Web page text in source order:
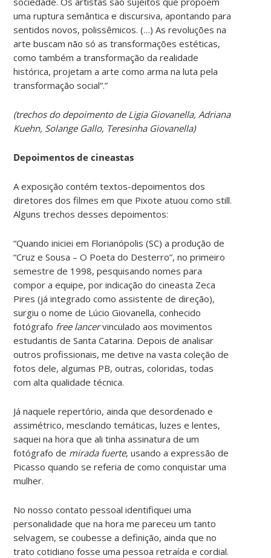
uma ruptura semântica e discursiva, apontando para
sentidos novos, polissêmicos. (…) As revoluções na
arte buscam não só as transformações estéticas,
como também a transformação da realidade
histórica, projetam a arte como arma na luta pela
transformação social”.”
(trechos do depoimento de Ligia Giovanella, Adriana
Kuehn, Solange Gallo, Teresinha Giovanella)
Depoimentos de cineastas
A exposição contém textos-depoimentos dos
diretores dos filmes em que Pixote atuou como still.
Alguns trechos desses depoimentos:
“Quando iniciei em Florianópolis (SC) a produção de
“Cruz e Sousa – O Poeta do Desterro”, no primeiro
semestre de 1998, pesquisando nomes para
compor a equipe, por indicação do cineasta Zeca
Pires (já integrado como assistente de direção),
surgiu o nome de Lúcio Giovanella, conhecido
fotógrafo free lancervinculado aos movimentos
estudantis de Santa Catarina. Depois de analisar
outros profissionais, me detive na vasta coleção de
fotos dele, algumas PB, outras, coloridas, todas
com alta qualidade técnica.
Já naquele repertório, ainda que desordenado e
assimétrico, mesclando temáticas, luzes e lentes,
saquei na hora que ali tinha assinatura de um
fotógrafo de mirada fuerte, usando a expressão de
Picasso quando se referia de como conquistar uma
mulher.
No nosso contato pessoal identifiquei uma
personalidade que na hora me pareceu um tanto
selvagem, se coubesse a definição, ainda que no
trato cotidiano fosse uma pessoa retraída e cordial.